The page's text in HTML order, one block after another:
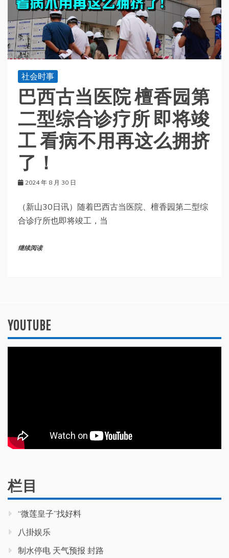
社会时事
巴西古当医院 檀香园第
二型综合诊疗所 即将竣
工 看病不用再这么拥挤
了！
2024 年 8 月 30 日
（新山30日讯）随着巴西古当医院、檀香园第二型综
合诊疗所也即将竣工，当
继续阅读
YOUTUBE
栏目
“微莲皇子”找好料
八掛娱乐
制水停电 天气预报 封路